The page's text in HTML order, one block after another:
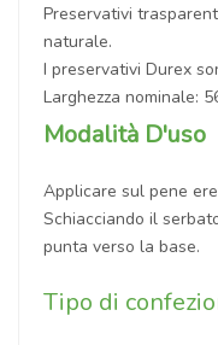
Preservativi
naturale.
I preservativi Durex
Larghezza nominale:
Modalità D'uso
Applicare sul pene
Schiacciando il
punta verso la base.
Tipo di